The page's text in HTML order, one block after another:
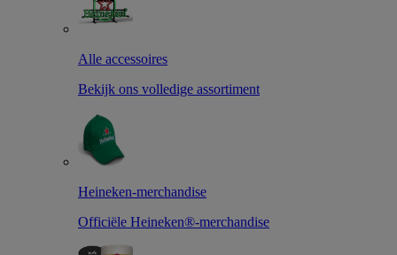
Alle accessoires
Bekijk ons volledige assortiment
Heineken-merchandise
Officiële Heineken®-merchandise